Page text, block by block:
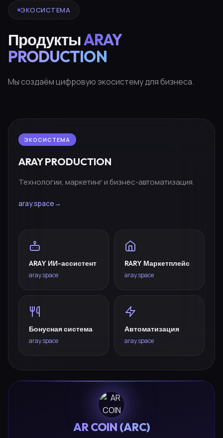
ЭКОСИСТЕМА
ПродуктыARAY
PRODUCTION
Мы создаём цифровую экосистему для бизнеса.
ЭКОСИСТЕМА
ARAY PRODUCTION
Технологии, маркетинг и бизнес-автоматизация.
aray.space→
ARAY ИИ-ассистент
aray.space
RARY Маркетплейс
aray.space
Бонусная система
aray.space
Автоматизация
aray.space
AR COIN (ARC)